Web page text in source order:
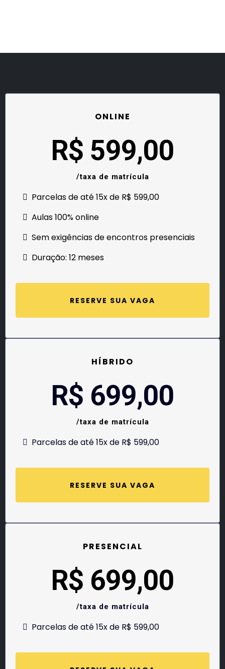
ONLINE
R$ 599,00
/taxa de matrícula
Parcelas de até 15x de R$ 599,00
Aulas 100% online
Sem exigências de encontros presenciais
Duração: 12 meses
RESERVE SUA VAGA
HÍBRIDO
R$ 699,00
/taxa de matrícula
Parcelas de até 15x de R$ 599,00
RESERVE SUA VAGA
PRESENCIAL
R$ 699,00
/taxa de matrícula
Parcelas de até 15x de R$ 599,00